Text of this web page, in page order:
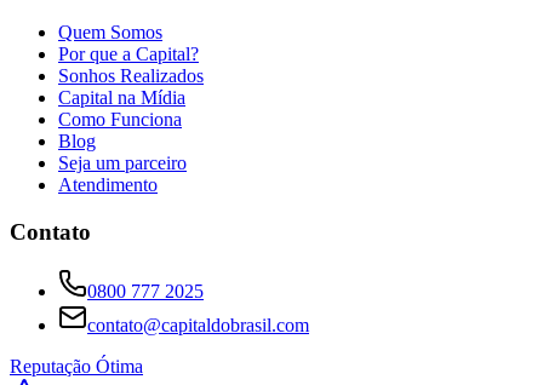
Quem Somos
Por que a Capital?
Sonhos Realizados
Capital na Mídia
Como Funciona
Blog
Seja um parceiro
Atendimento
Contato
0800 777 2025
contato@capitaldobrasil.com
Reputação Ótima